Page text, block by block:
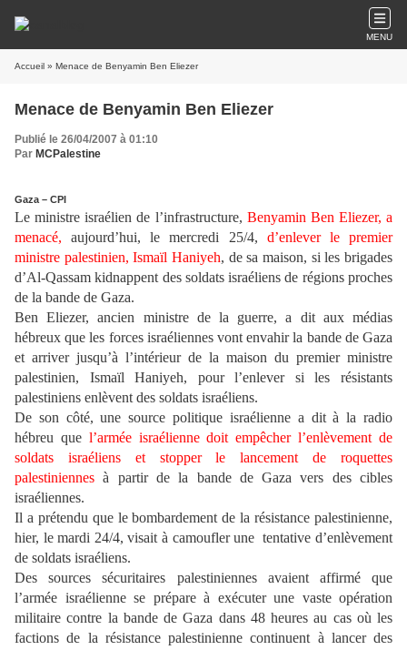
MENU
Accueil » Menace de Benyamin Ben Eliezer
Menace de Benyamin Ben Eliezer
Publié le 26/04/2007 à 01:10
Par MCPalestine
Gaza – CPI
Le ministre israélien de l’infrastructure, Benyamin Ben Eliezer, a
menacé, aujourd’hui, le mercredi 25/4, d’enlever le premier
ministre palestinien, Ismaïl Haniyeh, de sa maison, si les brigades
d’Al-Qassam kidnappent des soldats israéliens de régions proches
de la bande de Gaza.
Ben Eliezer, ancien ministre de la guerre, a dit aux médias
hébreux que les forces israéliennes vont envahir la bande de Gaza
et arriver jusqu’à l’intérieur de la maison du premier ministre
palestinien, Ismaïl Haniyeh, pour l’enlever si les résistants
palestiniens enlèvent des soldats israéliens.
De son côté, une source politique israélienne a dit à la radio
hébreu que l’armée israélienne doit empêcher l’enlèvement de
soldats israéliens et stopper le lancement de roquettes
palestiniennes à partir de la bande de Gaza vers des cibles
israéliennes.
Il a prétendu que le bombardement de la résistance palestinienne,
hier, le mardi 24/4, visait à camoufler une tentative d’enlèvement
de soldats israéliens.
Des sources sécuritaires palestiniennes avaient affirmé que
l’armée israélienne se prépare à exécuter une vaste opération
militaire contre la bande de Gaza dans 48 heures au cas où les
factions de la résistance palestinienne continuent à lancer des